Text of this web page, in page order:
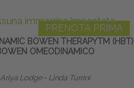
PRENOTA PRIMA
BOWEN THERAPYTM (HBT)
OMEODINAMICO
Ariya Lodge ∙ Linda Turrini